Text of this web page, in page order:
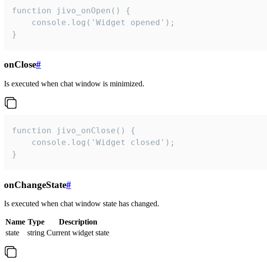
function jivo_onOpen() {
    console.log('Widget opened');
}
onClose#
Is executed when chat window is minimized.
function jivo_onClose() {
    console.log('Widget closed');
}
onChangeState#
Is executed when chat window state has changed.
Name Type
Description
state
string Current widget state